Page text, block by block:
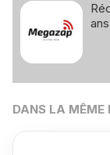
DANS LA MÊME